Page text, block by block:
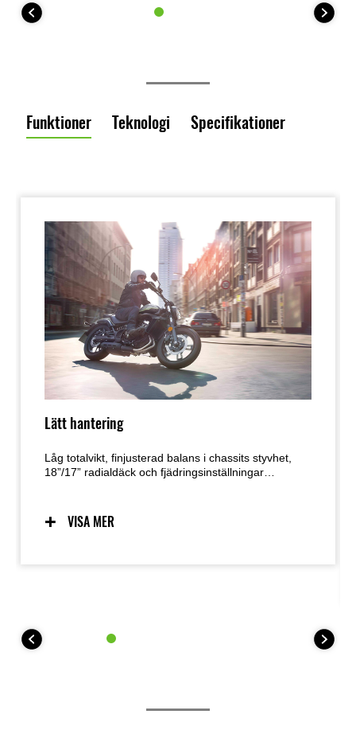
Funktioner Teknologi Specifikationer
Lätt hantering
Låg totalvikt, finjusterad balans i chassits styvhet,
18”/17” radialdäck och fjädringsinställningar
torrvikt är 215 kg.
VISA MER